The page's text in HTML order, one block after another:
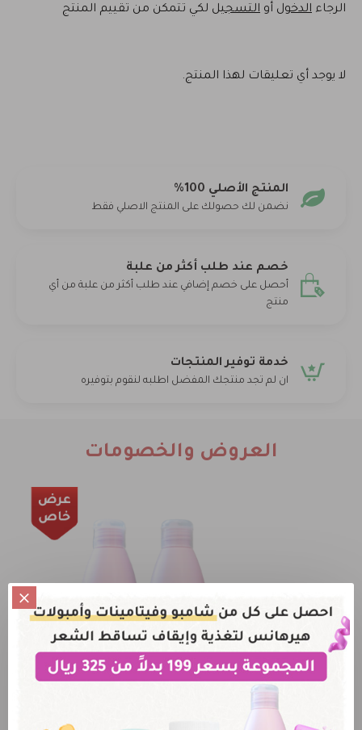
الرجاء الدخول أو التسجيل لكي تتمكن من تقييم المنتج
لا يوجد أي تعليقات لهذا المنتج.
المنتج الأصلي 100%
نضمن لك حصولك على المنتج الاصلي فقط
خصم عند طلب أكثر من علبة
أحصل على خصم إضافي عند طلب أكثر من علبة من أي
منتج
خدمة توفير المنتجات
ان لم تجد منتجك المفضل اطلبه لنقوم بتوفيره
العروض والخصومات